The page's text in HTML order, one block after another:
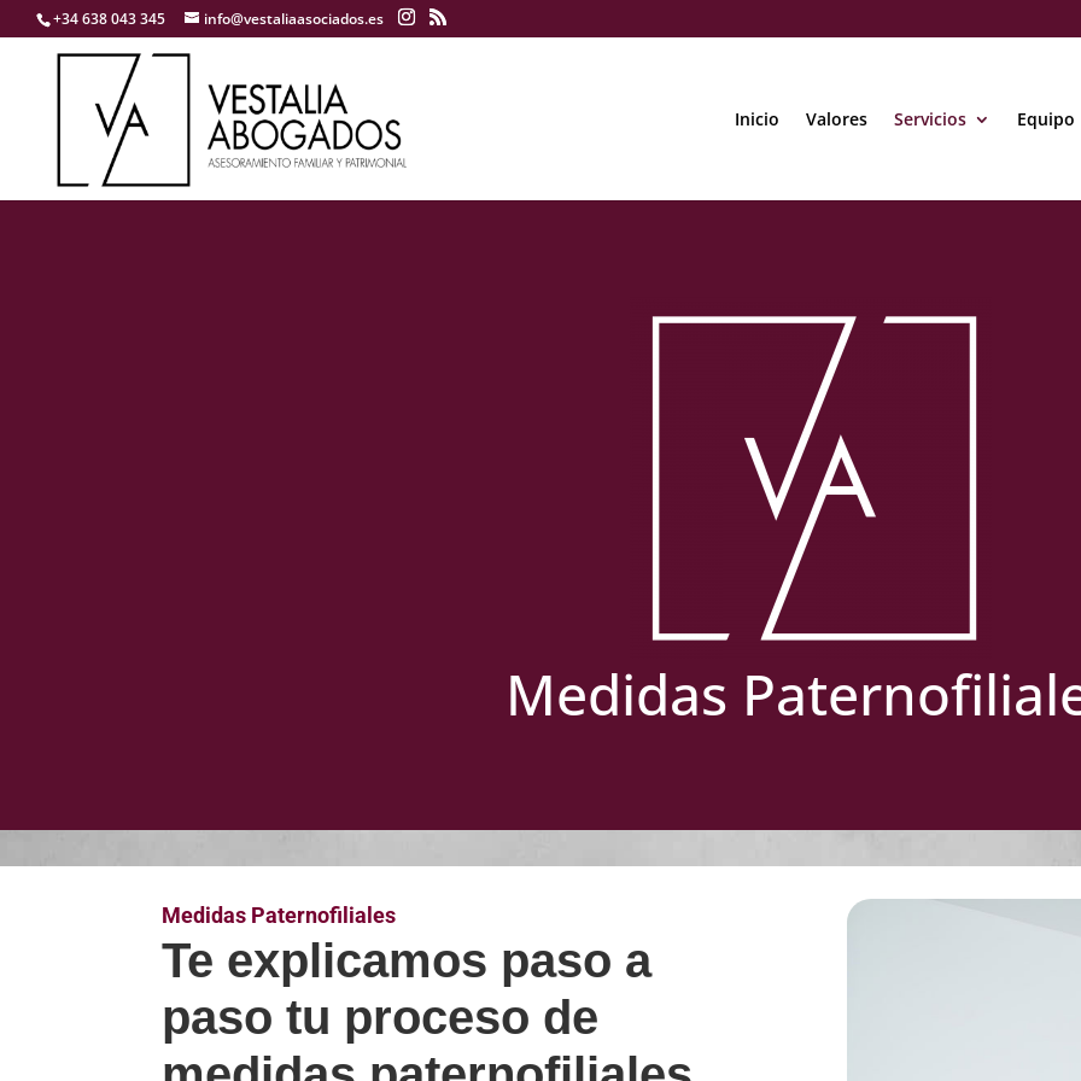
+34 638 043 345 info@vestaliaasociados.es
Inicio Valores Servicios Equipo
Medidas
Medidas Paternofiliales
Te explicamos paso a
paso tu proceso de